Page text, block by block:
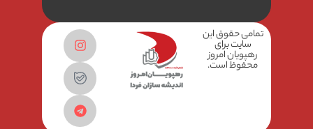
تمامی حقوق این
سایت برای
رهپویان امروز
محفوظ است.